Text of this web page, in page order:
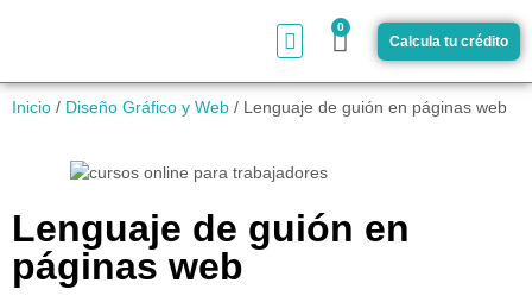
0
Calcula tu crédito
Inicio / Diseño Gráfico y Web / Lenguaje de guión en páginas web
Lenguaje de guión en
páginas web